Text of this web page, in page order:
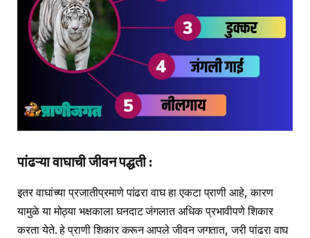
पांढऱ्या वाघाची जीवन पद्धती :
इतर वाघांच्या प्रजातीप्रमाणे पांढरा वाघ हा एकटा प्राणी आहे, कारण
यामुळे या मोठ्या भक्षकाला घनदाट जंगलात अधिक प्रभावीपणे शिकार
करता येते. हे प्राणी शिकार करून आपले जीवन जगतात, जरी पांढरा वाघ